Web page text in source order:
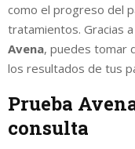
como el progreso del
tratamientos. Gracias
Avena, puedes tomar
los resultados de tus
Prueba
consulta